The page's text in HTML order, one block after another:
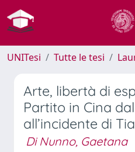
UNITesi Tutte le tesi
Arte, libertà di
Partito in Cina
all’incidente di
Di Nunno, Gaetana